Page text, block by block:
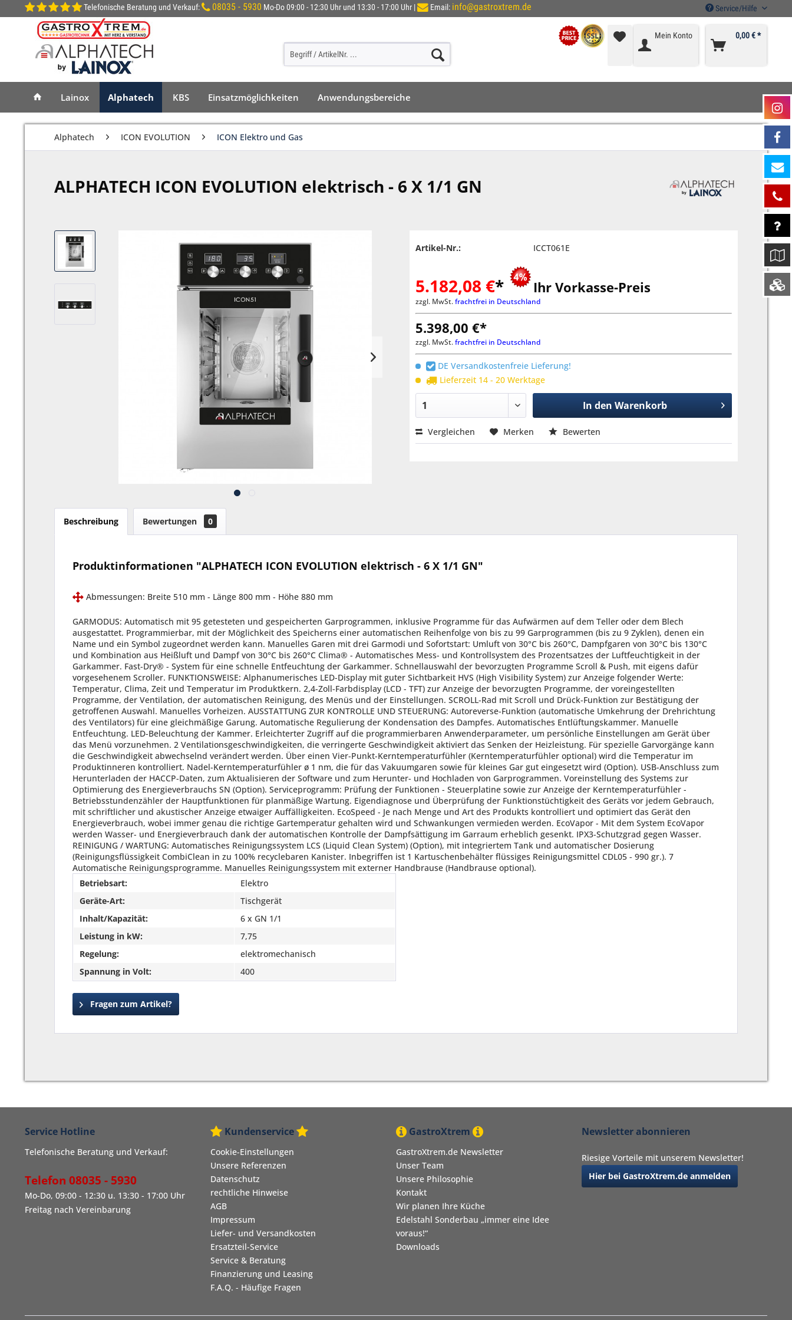
Telefonische Beratung und Verkauf: 08035 - 5930 Mo-Do 09:00 - 12:30 Uhr und 13:30 - 17:00 Uhr | Email: info@gastroxtrem.de Service/Hilfe
Mein Konto 0,00 € *
Lainox Alphatech KBS Einsatzmöglichkeiten Anwendungsbereiche
Alphatech ICON EVOLUTION ICON Elektro und Gas
ALPHATECH ICON EVOLUTION elektrisch - 6 X 1/1 GN
Artikel-Nr.: ICCT061E
5.182,08 €* Ihr Vorkasse-Preis
zzgl. MwSt.frachtfrei in Deutschland
5.398,00 €*
zzgl. MwSt.frachtfrei in Deutschland
DE Versandkostenfreie Lieferung!
Lieferzeit 14 - 20 Werktage
In den Warenkorb
Vergleichen Merken Bewerten
Beschreibung Bewertungen 0
Produktinformationen "ALPHATECH ICON EVOLUTION elektrisch - 6 X 1/1 GN"
Abmessungen: Breite 510 mm - Länge 800 mm - Höhe 880 mm
GARMODUS: Automatisch mit 95 getesteten und gespeicherten Garprogrammen, inklusive Programme für das Aufwärmen auf dem Teller oder dem Blech
ausgestattet. Programmierbar, mit der Möglichkeit des Speicherns einer automatischen Reihenfolge von bis zu 99 Garprogrammen (bis zu 9 Zyklen), denen ein
Name und ein Symbol zugeordnet werden kann. Manuelles Garen mit drei Garmodi und Sofortstart: Umluft von 30°C bis 260°C, Dampfgaren von 30°C bis 130°C
und Kombination aus Heißluft und Dampf von 30°C bis 260°C Clima® - Automatisches Mess- und Kontrollsystem des Prozentsatzes der Luftfeuchtigkeit in der
Garkammer. Fast-Dry® - System für eine schnelle Entfeuchtung der Garkammer. Schnellauswahl der bevorzugten Programme Scroll & Push, mit eigens dafür
vorgesehenem Scroller. FUNKTIONSWEISE: Alphanumerisches LED-Display mit guter Sichtbarkeit HVS (High Visibility System) zur Anzeige folgender Werte:
Temperatur, Clima, Zeit und Temperatur im Produktkern. 2,4-Zoll-Farbdisplay (LCD - TFT) zur Anzeige der bevorzugten Programme, der voreingestellten
Programme, der Ventilation, der automatischen Reinigung, des Menüs und der Einstellungen. SCROLL-Rad mit Scroll und Drück-Funktion zur Bestätigung der
getroffenen Auswahl. Manuelles Vorheizen. AUSSTATTUNG ZUR KONTROLLE UND STEUERUNG: Autoreverse-Funktion (automatische Umkehrung der Drehrichtung
des Ventilators) für eine gleichmäßige Garung. Automatische Regulierung der Kondensation des Dampfes. Automatisches Entlüftungskammer. Manuelle
Entfeuchtung. LED-Beleuchtung der Kammer. Erleichterter Zugriff auf die programmierbaren Anwenderparameter, um persönliche Einstellungen am Gerät über
das Menü vorzunehmen. 2 Ventilationsgeschwindigkeiten, die verringerte Geschwindigkeit aktiviert das Senken der Heizleistung. Für spezielle Garvorgänge kann
die Geschwindigkeit abwechselnd verändert werden. Über einen Vier-Punkt-Kerntemperaturfühler (Kerntemperaturfühler optional) wird die Temperatur im
Produktinneren kontrolliert. Nadel-Kerntemperaturfühler ø 1 nm, die für das Vakuumgaren sowie für kleines Gar gut eingesetzt wird (Option). USB-Anschluss zum
Herunterladen der HACCP-Daten, zum Aktualisieren der Software und zum Herunter- und Hochladen von Garprogrammen. Voreinstellung des Systems zur
Optimierung des Energieverbrauchs SN (Option). Serviceprogramm: Prüfung der Funktionen - Steuerplatine sowie zur Anzeige der Kerntemperaturfühler -
Betriebsstundenzähler der Hauptfunktionen für planmäßige Wartung. Eigendiagnose und Überprüfung der Funktionstüchtigkeit des Geräts vor jedem Gebrauch,
mit schriftlicher und akustischer Anzeige etwaiger Auffälligkeiten. EcoSpeed - Je nach Menge und Art des Produkts kontrolliert und optimiert das Gerät den
Energieverbrauch, wobei immer genau die richtige Gartemperatur gehalten wird und Schwankungen vermieden werden. EcoVapor - Mit dem System EcoVapor
werden Wasser- und Energieverbrauch dank der automatischen Kontrolle der Dampfsättigung im Garraum erheblich gesenkt. IPX3-Schutzgrad gegen Wasser.
REINIGUNG / WARTUNG: Automatisches Reinigungssystem LCS (Liquid Clean System) (Option), mit integriertem Tank und automatischer Dosierung
(Reinigungsflüssigkeit CombiClean in zu 100% recyclebaren Kanister. Inbegriffen ist 1 Kartuschenbehälter flüssiges Reinigungsmittel CDL05 - 990 gr.). 7
Automatische Reinigungsprogramme. Manuelles Reinigungssystem mit externer Handbrause (Handbrause optional).
Betriebsart:
Elektro
Geräte-Art:
Tischgerät
Inhalt/Kapazität:
6 x GN 1/1
Leistung in kW:
7,75
Regelung:
elektromechanisch
Spannung in Volt:
400
Fragen zum Artikel?
Service Hotline
Telefonische Beratung und Verkauf:
Telefon 08035 - 5930
Mo-Do, 09:00 - 12:30 u. 13:30 - 17:00 Uhr
Freitag nach Vereinbarung
Kundenservice
Cookie-Einstellungen
Unsere Referenzen
Datenschutz
rechtliche Hinweise
AGB
Impressum
Liefer- und Versandkosten
Ersatzteil-Service
Service & Beratung
Finanzierung und Leasing
F.A.Q. - Häufige Fragen
GastroXtrem
GastroXtrem.de Newsletter
Unser Team
Unsere Philosophie
Kontakt
Wir planen Ihre Küche
Edelstahl Sonderbau „immer eine Idee
voraus!“
Downloads
Newsletter abonnieren
Riesige Vorteile mit unserem Newsletter!
Hier bei GastroXtrem.de anmelden